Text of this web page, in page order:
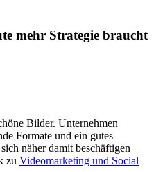
mehr Strategie braucht
Bilder. Unternehmen
Formate und ein gutes
näher damit beschäftigen
zu Videomarketing und Social